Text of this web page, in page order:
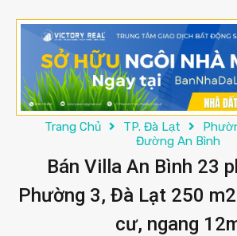
Trang Chủ TP. Đà Lạt
Đường An Bình
Bán Villa An Bình 23
Phường 3, Đà Lạt 250
cư, ngang